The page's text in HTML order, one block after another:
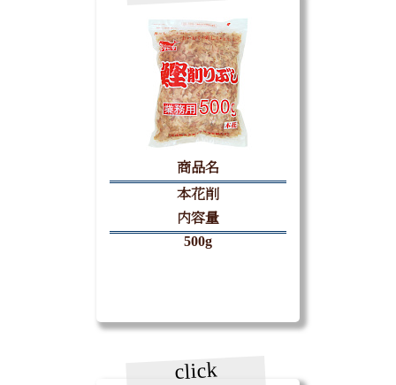
商品名
本花削
内容量
500g
click